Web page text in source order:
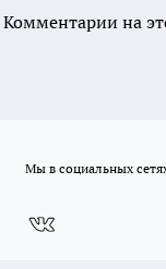
Комментарии на
Мы в социальных